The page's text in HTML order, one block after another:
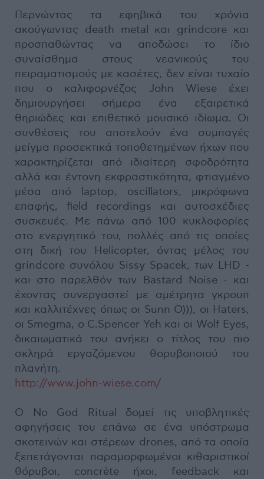
Περνώντας τα εφηβικά του χρόνια
ακούγωντας death metal και grindcore και
προσπαθώντας να αποδώσει το ίδιο
συναίσθημα στους νεανικούς του
πειραματισμούς με κασέτες, δεν είναι τυχαίο
που ο καλιφορνέζος John Wiese έχει
δημιουργήσει σήμερα ένα εξαιρετικά
θηριώδες και επιθετικό μουσικό ιδίωμα. Οι
συνθέσεις του αποτελούν ένα συμπαγές
μείγμα προσεκτικά τοποθετημένων ήχων που
χαρακτηρίζεται από ιδιαίτερη σφοδρότητα
αλλά και έντονη εκφραστικότητα, φτιαγμένο
μέσα από laptop, oscillators, μικρόφωνα
επαφής, field recordings και αυτοσχέδιες
συσκευές. Με πάνω από 100 κυκλοφορίες
στο ενεργητικό του, πολλές από τις οποίες
στη δική του Helicopter, όντας μέλος του
grindcore συνόλου Sissy Spacek, των LHD -
και στο παρελθόν των Bastard Noise - και
έχοντας συνεργαστεί με αμέτρητα γκρουπ
και καλλιτέχνες όπως οι Sunn O))), οι Haters,
οι Smegma, ο C.Spencer Yeh και οι Wolf Eyes,
δικαιωματικά του ανήκει ο τίτλος του πιο
σκληρά εργαζόμενου θορυβοποιού του
πλανήτη.
http://www.john-wiese.com/
Ο No God Ritual δομεί τις υποβλητικές
αφηγήσεις του επάνω σε ένα υπόστρωμα
σκοτεινών και στέρεων drones, από τα οποία
ξεπετάγονται παραμορφωμένοι κιθαριστικοί
θόρυβοι, concrète ήχοι, feedback και